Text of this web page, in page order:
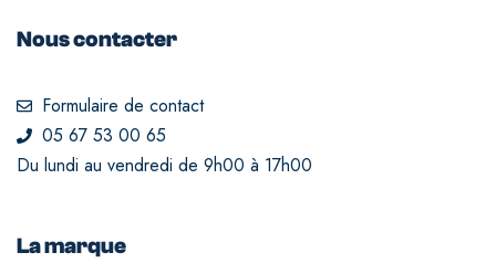
Nous contacter
Formulaire de contact
05 67 53 00 65
Du lundi au vendredi de 9h00 à 17h00
La marque